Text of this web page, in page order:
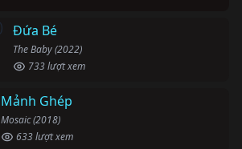
Đứa Bé
The Baby (2022)
733 lượt xem
Mảnh Ghép
Mosaic (2018)
633 lượt xem